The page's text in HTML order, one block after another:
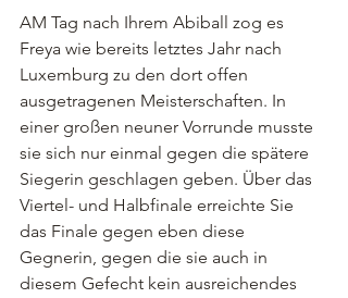
AM Tag nach Ihrem Abiball zog es
Freya wie bereits letztes Jahr nach
Luxemburg zu den dort offen
ausgetragenen Meisterschaften. In
einer großen neuner Vorrunde musste
sie sich nur einmal gegen die spätere
Siegerin geschlagen geben. Über das
Viertel- und Halbfinale erreichte Sie
das Finale gegen eben diese
Gegnerin, gegen die sie auch in
diesem Gefecht kein ausreichendes